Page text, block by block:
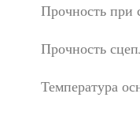
Прочность при
Прочность
Температура